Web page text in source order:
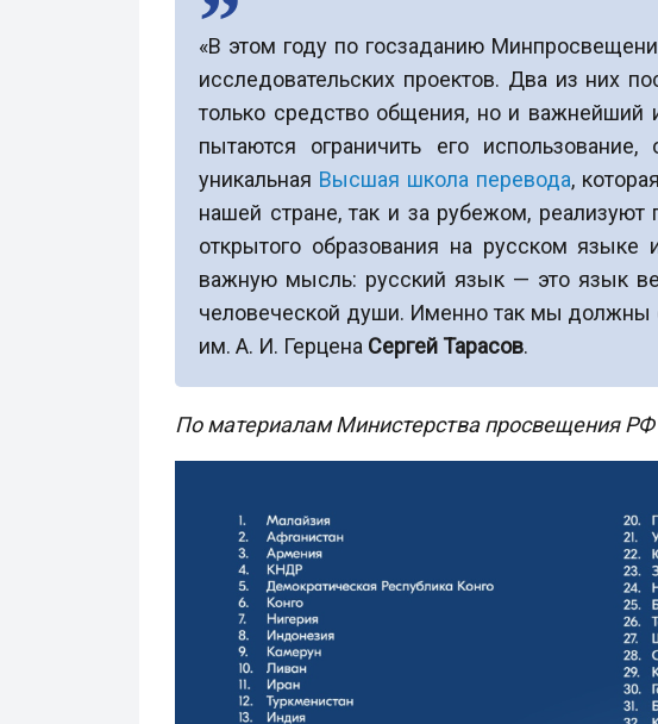
«В этом году по госзаданию
исследовательских проектов. Два из них
только средство общения, но и важнейший
пытаются ограничить его
уникальная Высшая школа перевода,
нашей стране, так и за рубежом,
открытого образования на русском
важную мысль: русский язык — это язык
человеческой души. Именно так мы должны
им. А. И. Герцена Сергей Тарасов.
По материалам Министерства просвещения РФ